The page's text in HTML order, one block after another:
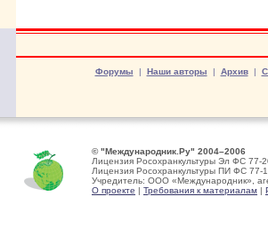
Форумы | Наши авторы | Архив|
© "Международник.Ру" 2004–2006
Лицензия Росохранкультуры Эл ФС 77-
Лицензия Росохранкультуры ПИ ФС 77-
Учредитель: ООО «Международник»,
О проекте | Требования к материалам |